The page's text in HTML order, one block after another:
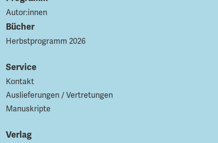
Autor:innen
Bücher
Herbstprogramm 2026
Service
Kontakt
Auslieferungen / Vertretungen
Manuskripte
Verlag